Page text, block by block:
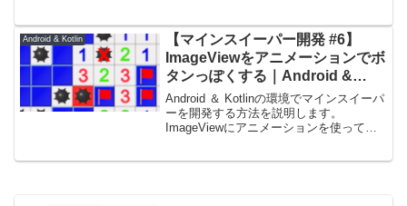
戻す処理を実装します。
Android & Kotlin
【マインスイーパー開発 #6】
ImageViewをアニメーションでボ
タンっぽくする｜Android &
Kotlinアプリ開発
Android ＆ Kotlinの環境でマインスイーパ
ーを開発する方法を説明します。
ImageViewにアニメーションを使ってボ